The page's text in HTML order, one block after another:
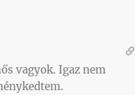
vagyok. Igaz nem